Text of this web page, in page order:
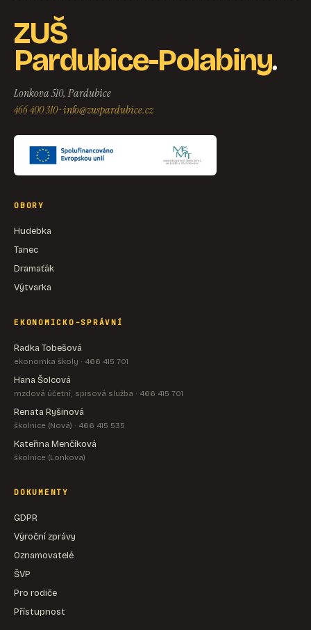
ZUŠ
Pardubice-Polabiny.
Lonkova 510, Pardubice
466 400 310·info@zuspardubice.cz
OBORY
Hudebka
Tanec
Dramaťák
Výtvarka
EKONOMICKO-SPRÁVNÍ
Radka Tobešová
ekonomka školy · 466 415 701
Hana Šolcová
mzdová účetní, spisová služba · 466 415 701
Renata Ryšinová
školnice (Nová) · 466 415 535
Kateřina Menčíková
školnice (Lonkova)
DOKUMENTY
GDPR
Výroční zprávy
Oznamovatelé
ŠVP
Pro rodiče
Přístupnost